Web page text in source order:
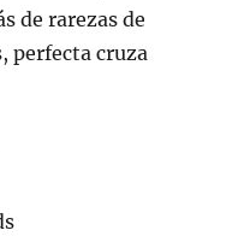
de rarezas de
perfecta cruza